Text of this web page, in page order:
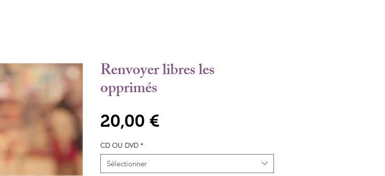
Renvoyer libres les
opprimés
20,00 €
CD OU DVD *
Sélectionner